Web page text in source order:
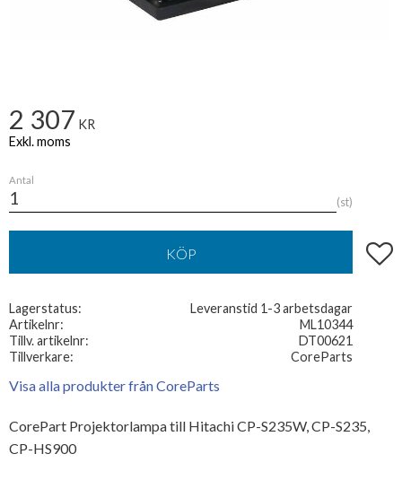
2 307 KR
Antal
st
KÖP Lägg
Lagerstatus
Leveranstid 1-3 arbetsdagar
Artikelnr
ML10344
Tillv. artikelnr
DT00621
Tillverkare
CoreParts
Visa alla produkter från CoreParts
CorePart Projektorlampa till Hitachi CP-S235W, CP-S235,
CP-HS900